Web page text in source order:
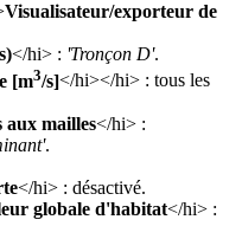
Visualisateur/exporteur de
</hi> : 'Tronçon D'.
[m3/s]</hi></hi> : tous les
aux mailles</hi> :
.
</hi> : désactivé.
globale d'habitat</hi> :